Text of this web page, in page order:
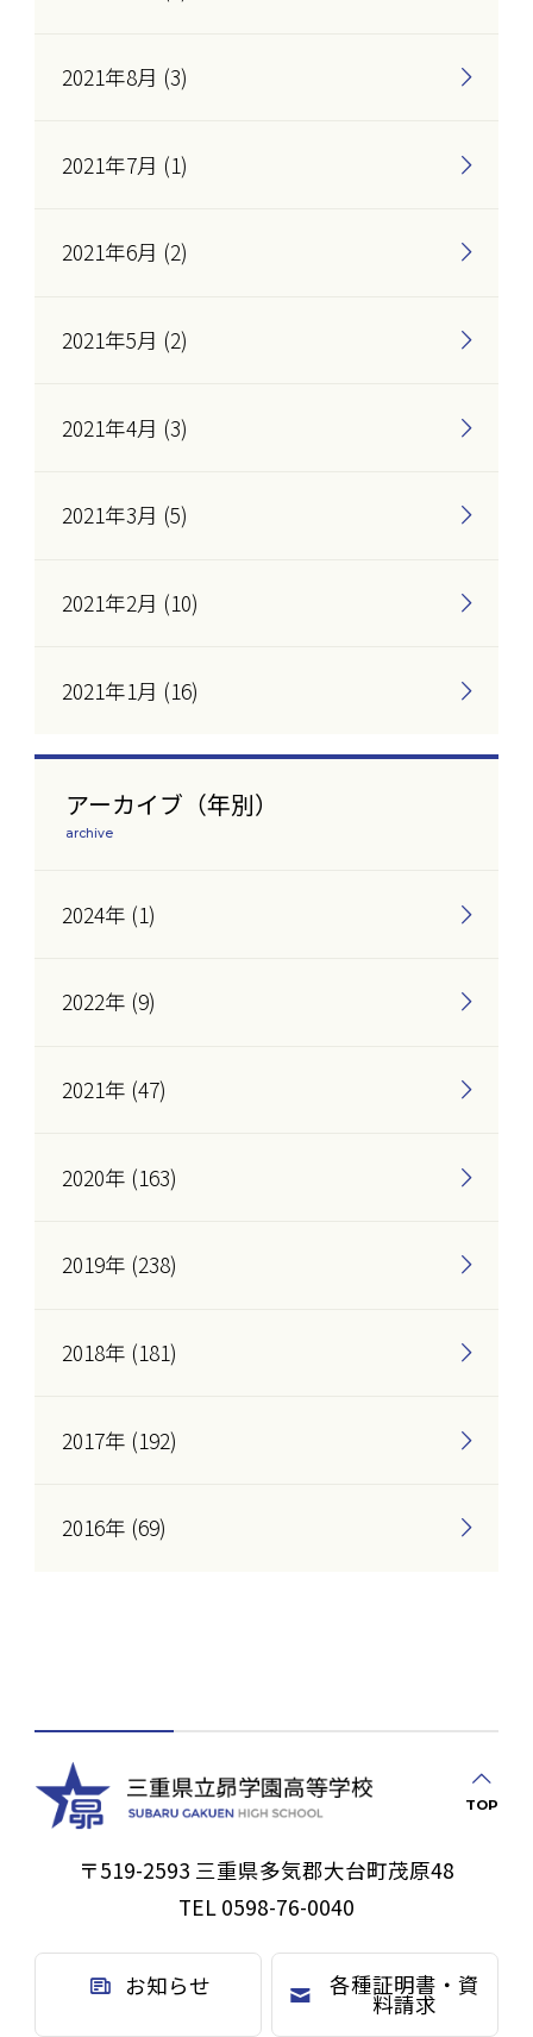
2021年8月 (3)
2021年7月 (1)
2021年6月 (2)
2021年5月 (2)
2021年4月 (3)
2021年3月 (5)
2021年2月 (10)
2021年1月 (16)
アーカイブ（年別）
archive
2024年 (1)
2022年 (9)
2021年 (47)
2020年 (163)
2019年 (238)
2018年 (181)
2017年 (192)
2016年 (69)
TOP
〒519-2593 三重県多気郡大台町茂原48
TEL 0598-76-0040
お知らせ 各種証明書・資
料請求